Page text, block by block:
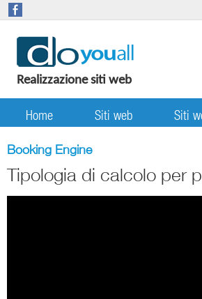
Realizzazione siti web
Home Siti web Siti
Booking Engine
Tipologia di calcolo per